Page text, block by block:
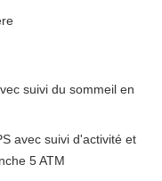
suivi du sommeil en
avec suivi d'activité et
5 ATM